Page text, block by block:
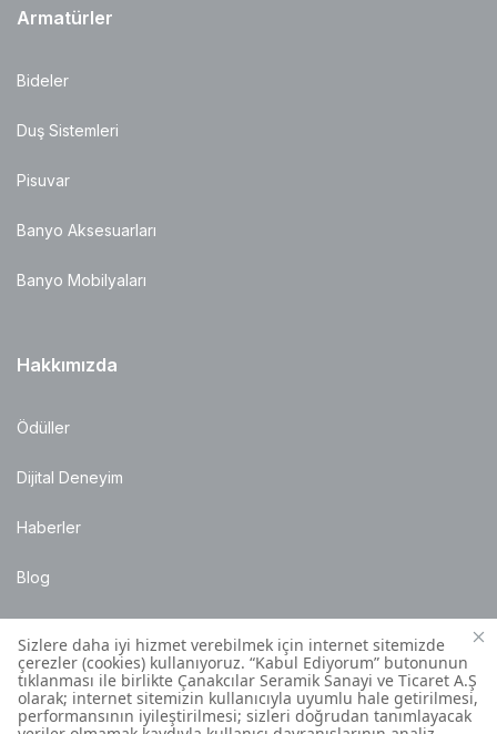
Armatürler
Bideler
Duş Sistemleri
Pisuvar
Banyo Aksesuarları
Banyo Mobilyaları
Hakkımızda
Ödüller
Dijital Deneyim
Haberler
Blog
Satış Noktaları
Montaj Bilgileri